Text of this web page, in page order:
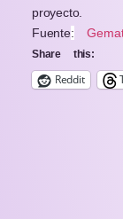
proyecto.
Fuente:
Share this:
Reddit